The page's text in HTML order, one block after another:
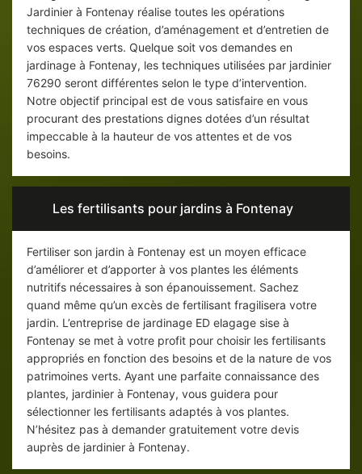
Jardinier à Fontenay réalise toutes les opérations
techniques de création, d’aménagement et d’entretien de
vos espaces verts. Quelque soit vos demandes en
jardinage à Fontenay, les techniques utilisées par jardinier
76290 seront différentes selon le type d’intervention.
Notre objectif principal est de vous satisfaire en vous
procurant des prestations dignes dotées d’un résultat
impeccable à la hauteur de vos attentes et de vos
besoins.
Les fertilisants pour jardins à Fontenay
Fertiliser son jardin à Fontenay est un moyen efficace
d’améliorer et d’apporter à vos plantes les éléments
nutritifs nécessaires à son épanouissement. Sachez
quand même qu’un excès de fertilisant fragilisera votre
jardin. L’entreprise de jardinage ED elagage sise à
Fontenay se met à votre profit pour choisir les fertilisants
appropriés en fonction des besoins et de la nature de vos
patrimoines verts. Ayant une parfaite connaissance des
plantes, jardinier à Fontenay, vous guidera pour
sélectionner les fertilisants adaptés à vos plantes.
N’hésitez pas à demander gratuitement votre devis
auprès de jardinier à Fontenay.